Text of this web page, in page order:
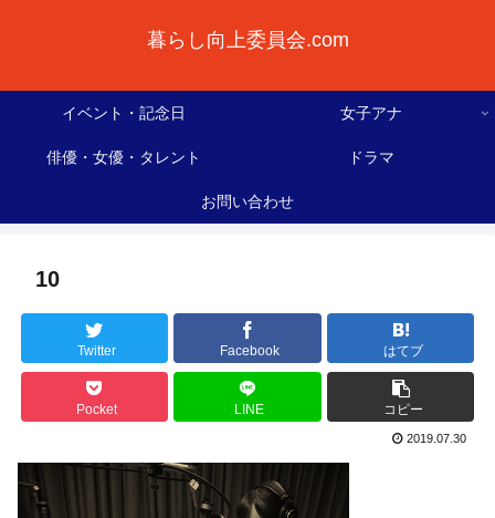
暮らし向上委員会.com
イベント・記念日 女子アナ
俳優・女優・タレント ドラマ
お問い合わせ
10
Twitter Facebook はてブ
Pocket LINE コピー
2019.07.30